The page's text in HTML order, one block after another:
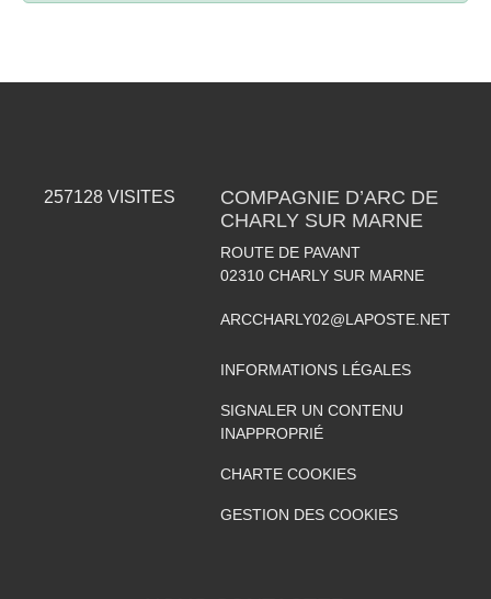
257128 VISITES
COMPAGNIE D’ARC DE
CHARLY SUR MARNE
ROUTE DE PAVANT
02310 CHARLY SUR MARNE
ARCCHARLY02@LAPOSTE.NET
INFORMATIONS LÉGALES
SIGNALER UN CONTENU
INAPPROPRIÉ
CHARTE COOKIES
GESTION DES COOKIES